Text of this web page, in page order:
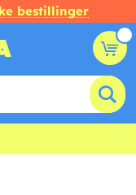
bestillinger